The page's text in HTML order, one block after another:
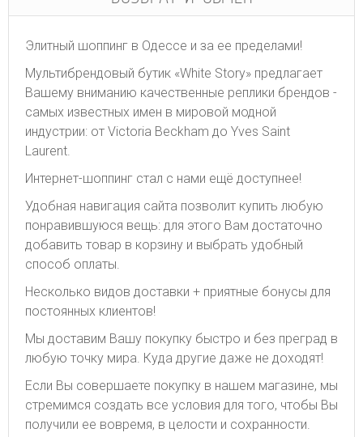
Элитный шоппинг в Одессе и за ее пределами!
Мультибрендовый бутик «White Story» предлагает
Вашему вниманию качественные реплики брендов -
самых известных имен в мировой модной
индустрии: от Victoria Beckham до Yves Saint
Laurent.
Интернет-шоппинг стал с нами ещё доступнее!
Удобная навигация сайта позволит купить любую
понравившуюся вещь: для этого Вам достаточно
добавить товар в корзину и выбрать удобный
способ оплаты.
Несколько видов доставки + приятные бонусы для
постоянных клиентов!
Мы доставим Вашу покупку быстро и без преград в
любую точку мира. Куда другие даже не доходят!
Если Вы совершаете покупку в нашем магазине, мы
стремимся создать все условия для того, чтобы Вы
получили ее вовремя, в целости и сохранности.